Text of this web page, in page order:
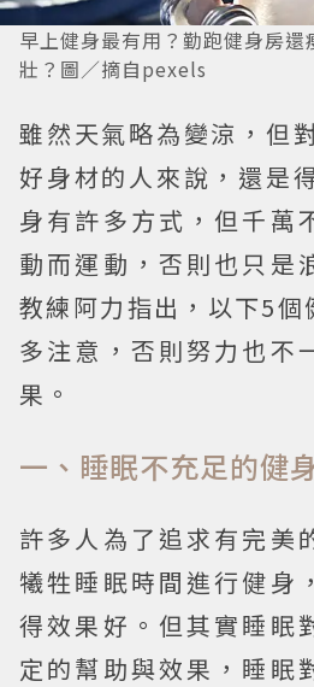
早上健身最有用？勤跑健身房還
壯？圖／摘自pexels
雖然天氣略為變涼，但
好身材的人來說，還是
身有許多方式，但千萬
動而運動，否則也只是
教練阿力指出，以下5個
多注意，否則努力也不
果。
一、睡眠不充足的健
許多人為了追求有完美
犧牲睡眠時間進行健身
得效果好。但其實睡眠
定的幫助與效果，睡眠